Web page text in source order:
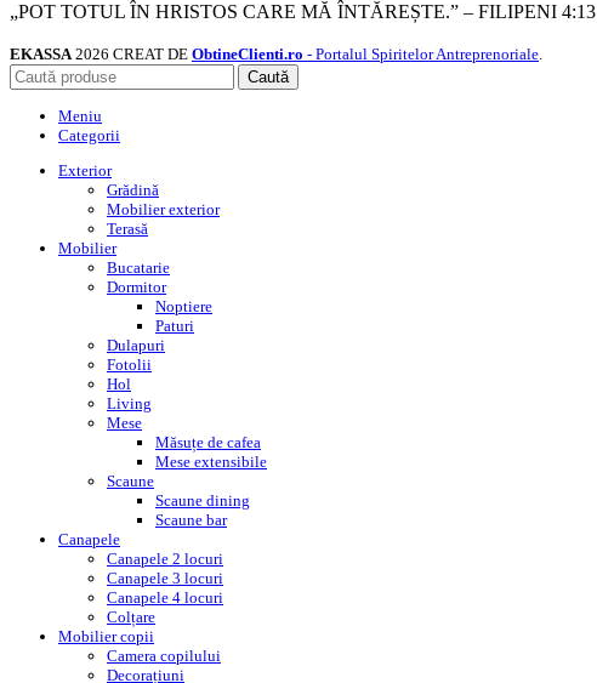
„POT TOTUL ÎN HRISTOS CARE MĂ ÎNTĂREȘTE.” – FILIPENI 4:13
EKASSA 2026 CREAT DE ObtineClienti.ro - Portalul Spiritelor Antreprenoriale.
Caută
Meniu
Categorii
Exterior
Grădină
Mobilier exterior
Terasă
Mobilier
Bucatarie
Dormitor
Noptiere
Paturi
Dulapuri
Fotolii
Hol
Living
Mese
Măsuțe de cafea
Mese extensibile
Scaune
Scaune dining
Scaune bar
Canapele
Canapele 2 locuri
Canapele 3 locuri
Canapele 4 locuri
Colțare
Mobilier copii
Camera copilului
Decorațiuni